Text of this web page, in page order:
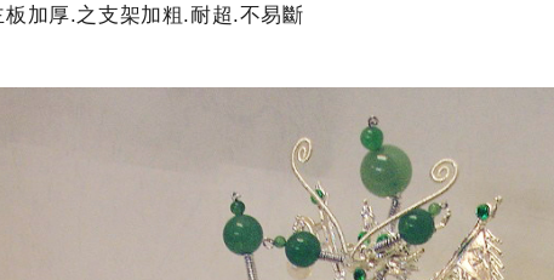
加厚.之支架加粗.耐超.不易斷